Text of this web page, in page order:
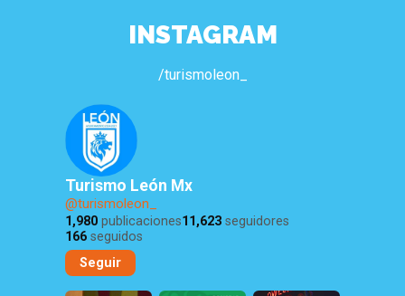
INSTAGRAM
/turismoleon_
Turismo León Mx
@turismoleon_
1,980 publicaciones11,623 seguidores
166 seguidos
Seguir